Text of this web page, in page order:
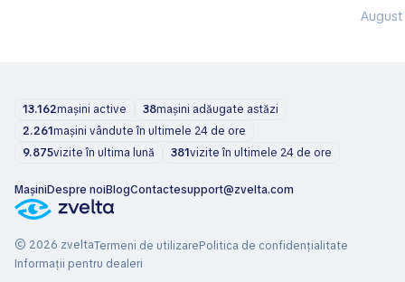
13.162mașini active 38mașini adăugate astăzi
2.261mașini vândute în ultimele 24 de ore
9.875vizite în ultima lună 381vizite în ultimele 24 de ore
MașiniDespre noiBlogContactesupport@zvelta.com
© 2026 zveltaTermeni de utilizarePolitica de confidențialitate
Informații pentru dealeri